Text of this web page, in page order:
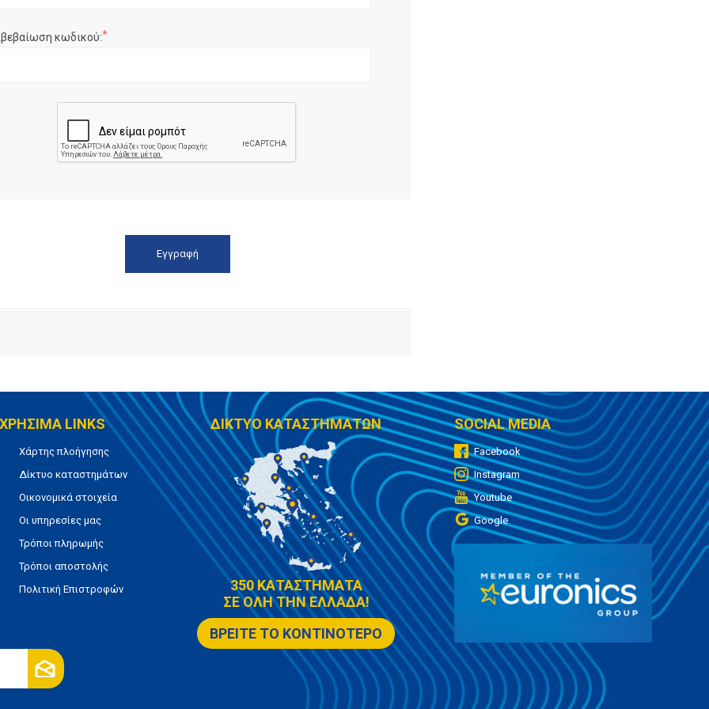
κωδικού:*
ΧΡΗΣΙΜΑ LINKS
Χάρτης πλοήγησης
Δίκτυο καταστημάτων
Οικονομικά στοιχεία
Οι υπηρεσίες μας
Τρόποι πληρωμής
Τρόποι αποστολής
Πολιτική Επιστροφών
ΔΙΚΤΥΟ ΚΑΤΑΣΤΗΜΑΤΩΝ
350 ΚΑΤΑΣΤΗΜΑΤΑ
ΣΕ ΟΛΗ ΤΗΝ ΕΛΛΑΔΑ!
ΒΡΕΙΤΕ ΤΟ ΚΟΝΤΙΝΟΤΕΡΟ
SOCIAL MEDIA
Facebook
Instagram
Youtube
Google